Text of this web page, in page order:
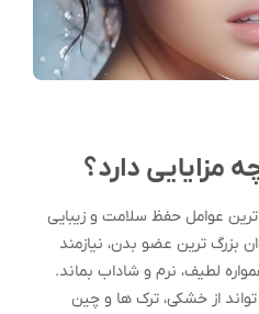
مزایایی دارد؟
عوامل حفظ سلامت و زیبایی
‌ترین عضو بدن، نیازمند
لطیف، نرم و شاداب بماند.
از خشکی، ترک ‌ها و چین